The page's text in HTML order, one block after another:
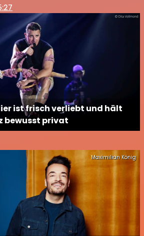
ist frisch verliebt und hält
bewusst privat
Maximilian König